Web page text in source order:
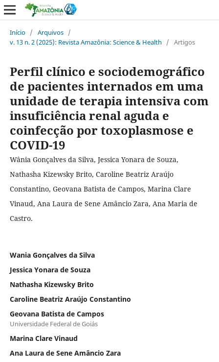
Início / Arquivos /
v. 13 n. 2 (2025): Revista Amazônia: Science & Health
/ Artigos
Perfil clínico e sociodemográfico
de pacientes internados em uma
unidade de terapia intensiva com
insuficiência renal aguda e
coinfecção por toxoplasmose e
COVID-19
Wânia Gonçalves da Silva, Jessica Yonara de Souza,
Nathasha Kizewsky Brito, Caroline Beatriz Araújo
Constantino, Geovana Batista de Campos, Marina Clare
Vinaud, Ana Laura de Sene Amâncio Zara, Ana Maria de
Castro.
Wania Gonçalves da Silva
Jessica Yonara de Souza
Nathasha Kizewsky Brito
Caroline Beatriz Araújo Constantino
Geovana Batista de Campos
Universidade Federal de Goiás
Marina Clare Vinaud
Ana Laura de Sene Amâncio Zara